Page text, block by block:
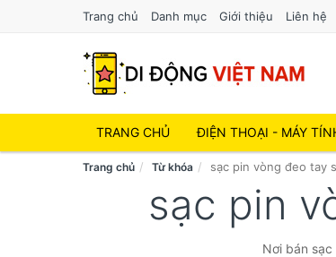
Trang chủ Danh mục Giới thiệu Liên hệ
TRANG CHỦ ĐIỆN THOẠI - MÁY
Trang chủ Từ khóa sạc pin vòng đeo tay
sạc pin
Nơi bán